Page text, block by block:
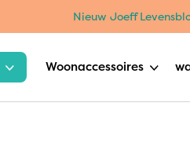
Nieuw Joeff
Woonaccessoires